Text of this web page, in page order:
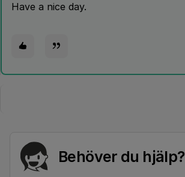
Have a nice day.
Behöver du hjälp?